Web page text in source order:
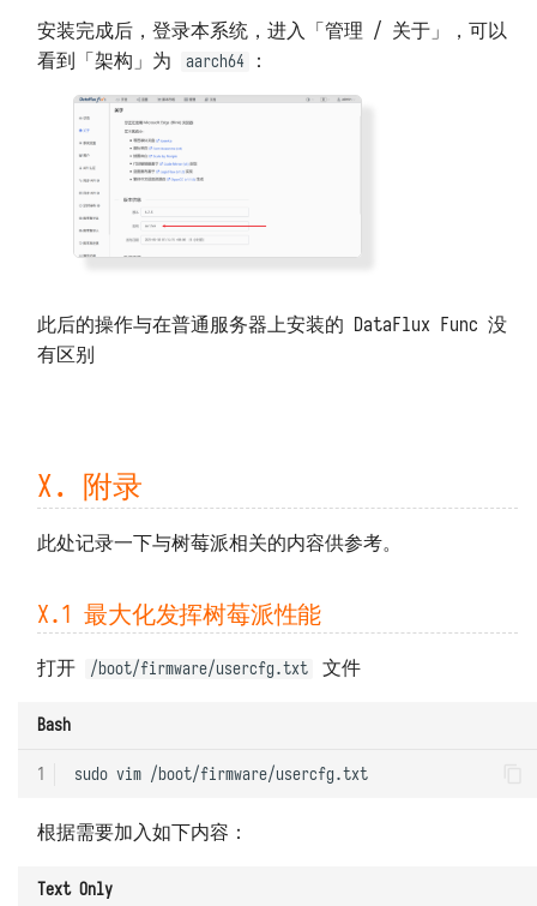
安装完成后，登录本系统，进入「管理 / 关于」，可以
看到「架构」为
aarch64 ：
此后的操作与在普通服务器上安装的 DataFlux Func 没
有区别
X. 附录
此处记录一下与树莓派相关的内容供参考。
X.1 最大化发挥树莓派性能
打开 /boot/firmware/usercfg.txt 文件
Bash
1 sudo vim
根据需要加入如下内容：
Text Only